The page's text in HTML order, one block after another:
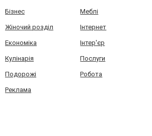
Бізнес Меблі
Жіночий розділ Інтернет
Економіка Інтер'єр
Кулінарія Послуги
Подорожі Робота
Реклама